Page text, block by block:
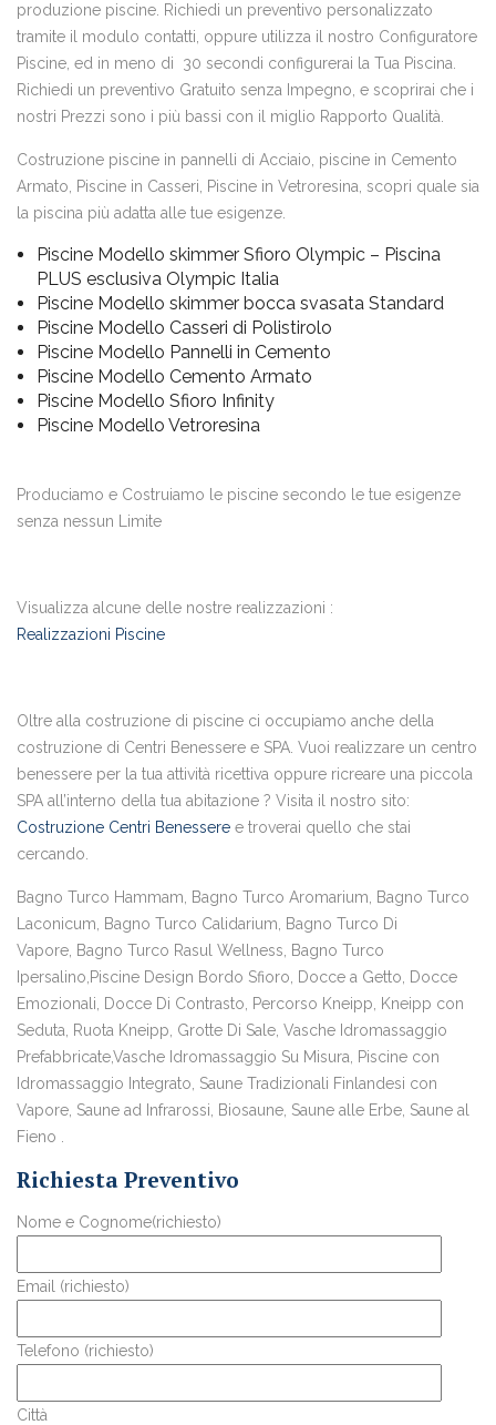
produzione piscine. Richiedi un preventivo personalizzato
tramite il modulo contatti, oppure utilizza il nostro Configuratore
Piscine, ed in meno di 30 secondi configurerai la Tua Piscina.
Richiedi un preventivo Gratuito senza Impegno, e scoprirai che i
nostri Prezzi sono i più bassi con il miglio Rapporto Qualità.
Costruzione piscine in pannelli di Acciaio, piscine in Cemento
Armato, Piscine in Casseri, Piscine in Vetroresina, scopri quale sia
la piscina più adatta alle tue esigenze.
Piscine Modello skimmer Sfioro Olympic – Piscina
PLUS esclusiva Olympic Italia
Piscine Modello skimmer bocca svasata Standard
Piscine Modello Casseri di Polistirolo
Piscine Modello Pannelli in Cemento
Piscine Modello Cemento Armato
Piscine Modello Sfioro Infinity
Piscine Modello Vetroresina
Produciamo e Costruiamo le piscine secondo le tue esigenze
senza nessun Limite
Visualizza alcune delle nostre realizzazioni :
Realizzazioni Piscine
Oltre alla costruzione di piscine ci occupiamo anche della
costruzione di Centri Benessere e SPA. Vuoi realizzare un centro
benessere per la tua attività ricettiva oppure ricreare una piccola
SPA all’interno della tua abitazione ? Visita il nostro sito:
Costruzione Centri Benessere e troverai quello che stai
cercando.
Bagno Turco Hammam, Bagno Turco Aromarium, Bagno Turco
Laconicum, Bagno Turco Calidarium, Bagno Turco Di
Vapore, Bagno Turco Rasul Wellness, Bagno Turco
Ipersalino,Piscine Design Bordo Sfioro, Docce a Getto, Docce
Emozionali, Docce Di Contrasto, Percorso Kneipp, Kneipp con
Seduta, Ruota Kneipp, Grotte Di Sale, Vasche Idromassaggio
Prefabbricate,Vasche Idromassaggio Su Misura, Piscine con
Idromassaggio Integrato, Saune Tradizionali Finlandesi con
Vapore, Saune ad Infrarossi, Biosaune, Saune alle Erbe, Saune al
Fieno .
Richiesta Preventivo
Nome e Cognome(richiesto)
Email (richiesto)
Telefono (richiesto)
Città